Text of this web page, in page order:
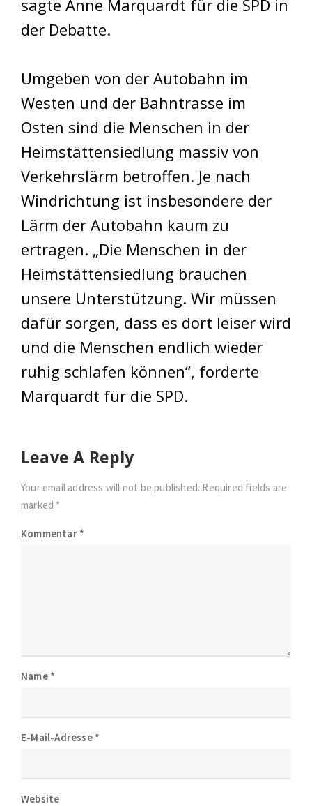
sagte Anne Marquardt für die SPD in
der Debatte.
Umgeben von der Autobahn im
Westen und der Bahntrasse im
Osten sind die Menschen in der
Heimstättensiedlung massiv von
Verkehrslärm betroffen. Je nach
Windrichtung ist insbesondere der
Lärm der Autobahn kaum zu
ertragen. „Die Menschen in der
Heimstättensiedlung brauchen
unsere Unterstützung. Wir müssen
dafür sorgen, dass es dort leiser wird
und die Menschen endlich wieder
ruhig schlafen können“, forderte
Marquardt für die SPD.
Leave A Reply
Your email address will not be published. Required fields are
marked *
Kommentar *
Name *
E-Mail-Adresse *
Website